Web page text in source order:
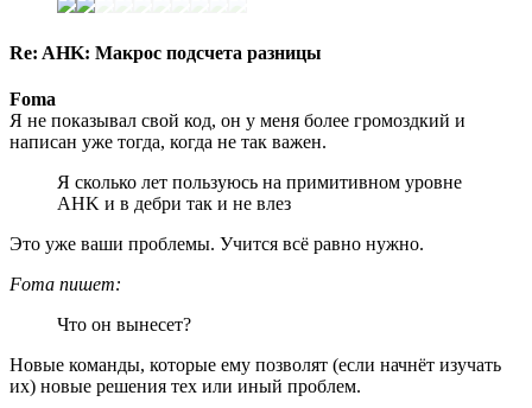
Re: AHK: Макрос подсчета разницы
Foma
Я не показывал свой код, он у меня более громоздкий и
написан уже тогда, когда не так важен.
Я сколько лет пользуюсь на примитивном уровне
AHK и в дебри так и не влез
Это уже ваши проблемы. Учится всё равно нужно.
Foma пишет:
Что он вынесет?
Новые команды, которые ему позволят (если начнёт изучать
их) новые решения тех или иный проблем.